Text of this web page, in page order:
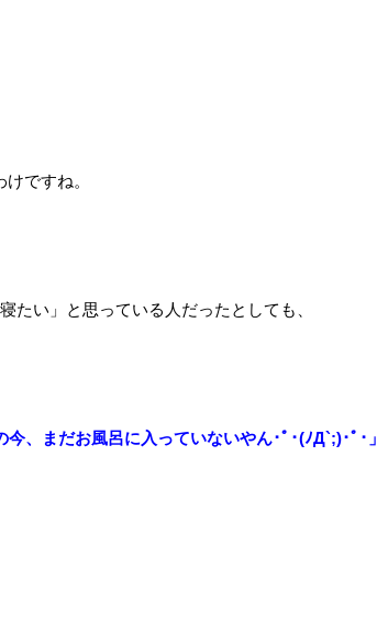
ですね。
たい」と思っている人だったとしても、
、まだお風呂に入っていないやん･ﾟ･(ﾉД`;)･ﾟ･」